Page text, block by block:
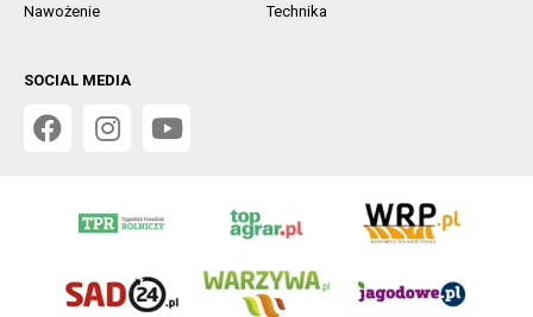
Nawożenie
Technika
SOCIAL MEDIA